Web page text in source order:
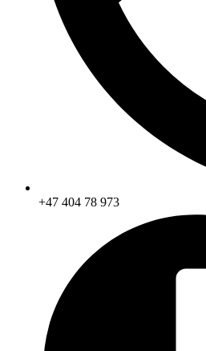
+47 404 78 973